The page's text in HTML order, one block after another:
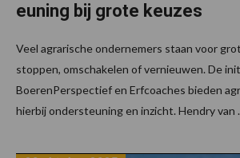
euning bij grote keuzes
Veel agrarische ondernemers staan voor
stoppen, omschakelen of vernieuwen. De
BoerenPerspectief en Erfcoaches bieden
hierbij ondersteuning en inzicht. Hendry van